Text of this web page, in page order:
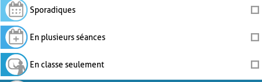
Sporadiques
En plusieurs séances
En classe seulement